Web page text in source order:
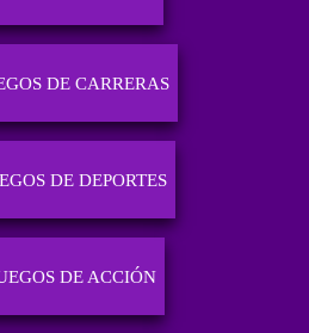
DE CARRERAS
DE DEPORTES
DE ACCIÓN